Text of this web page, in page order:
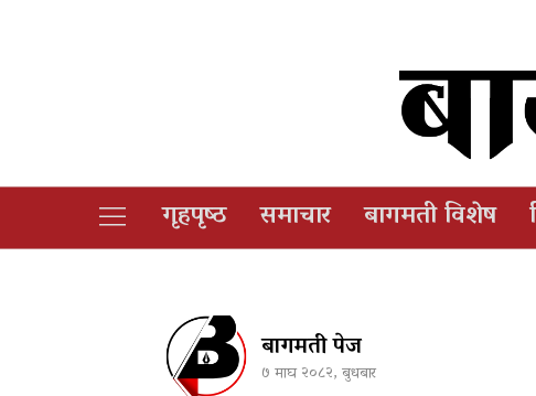
गृहपृष्‍ठ समाचार बागमती विशेष
बागमती पेज
७ माघ २०८२, बुधबार